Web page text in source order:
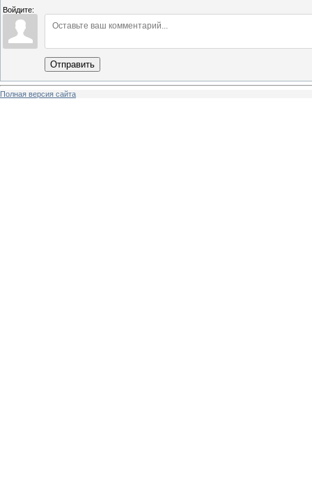
Войдите:
Отправить
Полная версия сайта